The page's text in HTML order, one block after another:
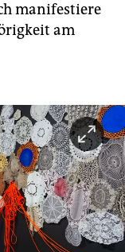
manifestiere
am